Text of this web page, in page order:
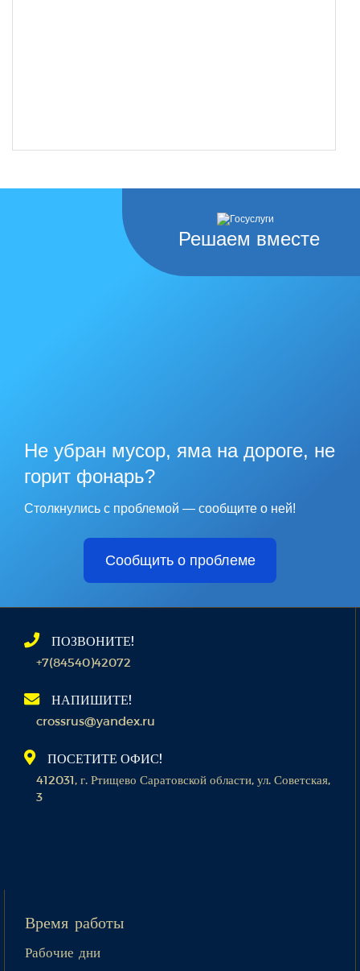
Решаем вместе
Не убран мусор, яма на дороге, не
горит фонарь?
Столкнулись с проблемой — сообщите о ней!
Сообщить о проблеме
ПОЗВОНИТЕ!
+7(84540)42072
НАПИШИТЕ!
crossrus@yandex.ru
ПОСЕТИТЕ ОФИС!
412031, г. Ртищево Саратовской области, ул. Советская,
3
Время работы
Рабочие дни